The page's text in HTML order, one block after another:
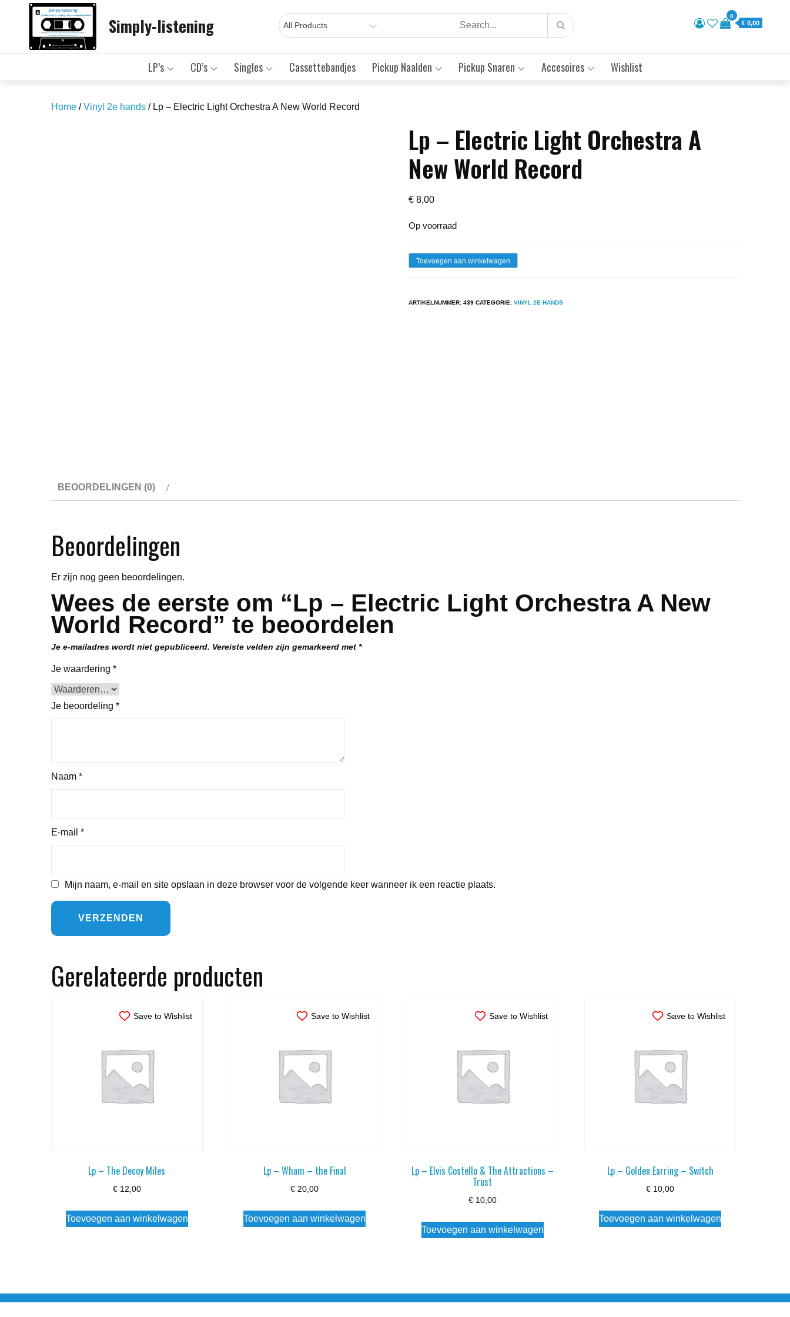
Simply-listening 0
€ 0,00
LP’s CD’s Singles Cassettebandjes Pickup Naalden Pickup Snaren Accesoires Wishlist
Home /Vinyl 2e hands / Lp – Electric Light Orchestra A New World Record
Lp – Electric Light Orchestra A
New World Record
€ 8,00
Op voorraad
LpToevoegen aan winkelwagen
ARTIKELNUMMER:439 CATEGORIE:VINYL 2E HANDS
BEOORDELINGEN (0)
Beoordelingen
Er zijn nog geen beoordelingen.
Wees de eerste om “Lp – Electric Light Orchestra A New
World Record” te beoordelen
Je e-mailadres wordt niet gepubliceerd. Vereiste velden zijn gemarkeerd met *
Je waardering *
Je beoordeling *
Naam *
E-mail *
Mijn naam, e-mail en site opslaan in deze browser voor de volgende keer wanneer ik een reactie plaats.
Gerelateerde producten
Save to Wishlist
Lp – The Decoy Miles
€12,00
Toevoegen aan winkelwagen
Save to Wishlist
Lp – Wham – the Final
€ 20,00
Toevoegen aan winkelwagen
Save to Wishlist
Lp – Elvis Costello & The Attractions –
Trust
€10,00
Toevoegen aan winkelwagen
Save to Wishlist
Lp – Golden Earring – Switch
€ 10,00
Toevoegen aan winkelwagen